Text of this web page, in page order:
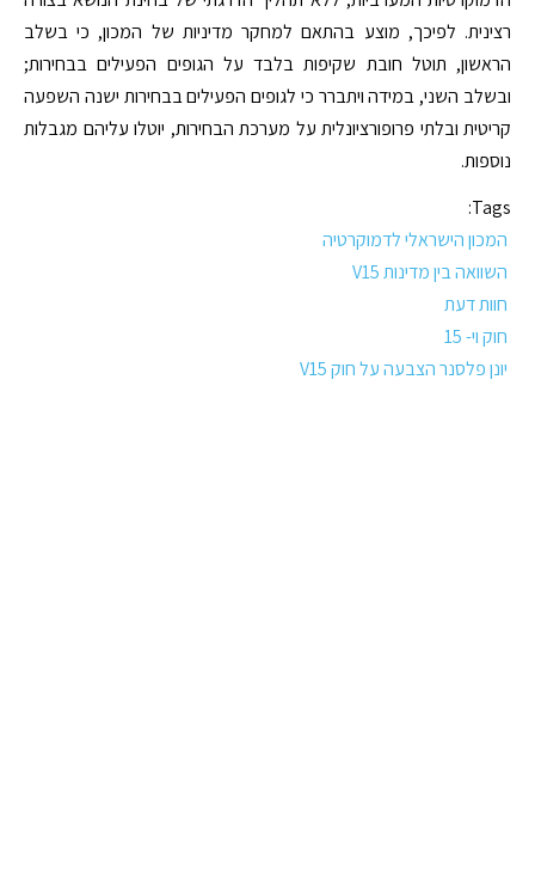
רצינית. לפיכך, מוצע בהתאם למחקר מדיניות של המכון, כי בשלב
הראשון, תוטל חובת שקיפות בלבד על הגופים הפעילים בבחירות;
ובשלב השני, במידה ויתברר כי לגופים הפעילים בבחירות ישנה השפעה
קריטית ובלתי פרופורציונלית על מערכת הבחירות, יוטלו עליהם מגבלות
נוספות.
Tags:
המכון הישראלי לדמוקרטיה
השוואה בין מדינות V15
חוות דעת
חוק וי- 15
יונן פלסנר הצבעה על חוק V15